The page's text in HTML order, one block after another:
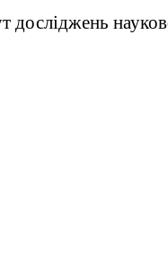
досліджень